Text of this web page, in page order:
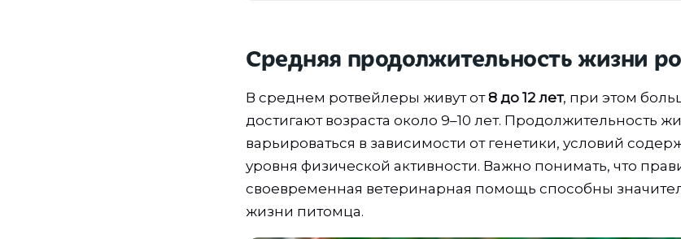
Средняя продолжительность жизни
В среднем ротвейлеры живут от8 до 12 лет, при этом
достигают возраста около 9–10 лет. Продолжительность
варьироваться в зависимости от генетики, условий
уровня физической активности. Важно понимать, что
своевременная ветеринарная помощь способны
жизни питомца.